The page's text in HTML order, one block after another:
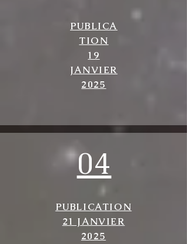
PUBLICA
TION
19
JANVIER
2025
04
PUBLICATION
21 JANVIER
2025